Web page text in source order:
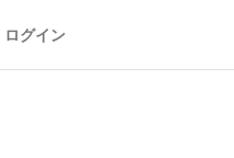
ログイン